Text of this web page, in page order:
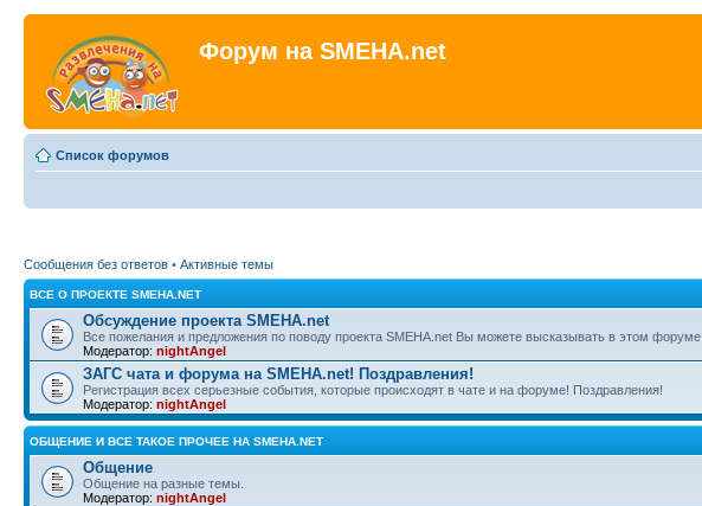
Форум на SMEHA.net
Список форумов
Сообщения без ответов • Активные темы
ВСЕ О ПРОЕКТЕ SMEHA.NET
Обсуждение проекта SMEHA.net
Все пожелания и предложения по поводу проекта SMEHA.net Вы можете высказывать в этом форуме.
Модератор: nightAngel
ЗАГС чата и форума на SMEHA.net! Поздравления!
Регистрация всех серьезные события, которые происходят в чате и на форуме! Поздравления!
Модератор: nightAngel
ОБЩЕНИЕ И ВСЕ ТАКОЕ ПРОЧЕЕ НА SMEHA.NET
Общение
Общение на разные темы.
Модератор: nightAngel